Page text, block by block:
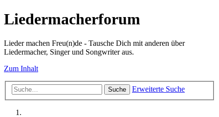
Liedermacherforum
Lieder machen Freu(n)de - Tausche Dich mit anderen über
Liedermacher, Singer und Songwriter aus.
Zum Inhalt
Suche Erweiterte Suche